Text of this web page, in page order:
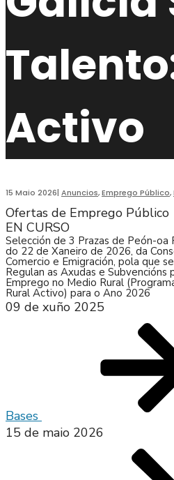
Activo
15 Maio 2026| Anuncios,Emprego Público,
Ofertas de Emprego Público
EN CURSO
Selección de 3 Prazas de Peón-
do 22 de Xaneiro de 2026, da
Comercio e Emigración, pola que
Regulan as Axudas e
Emprego no Medio Rural
Rural Activo) para o Ano 2026
09 de xuño 2025
Bases
15 de maio 2026